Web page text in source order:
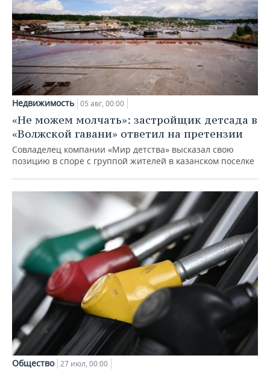
Недвижимость 05 авг, 00:00
«Не можем молчать»: застройщик детсада в
«Волжской гавани» ответил на претензии
Совладелец компании «Мир детства» высказал свою
позицию в споре с группой жителей в казанском поселке
Общество 27 июл, 00:00